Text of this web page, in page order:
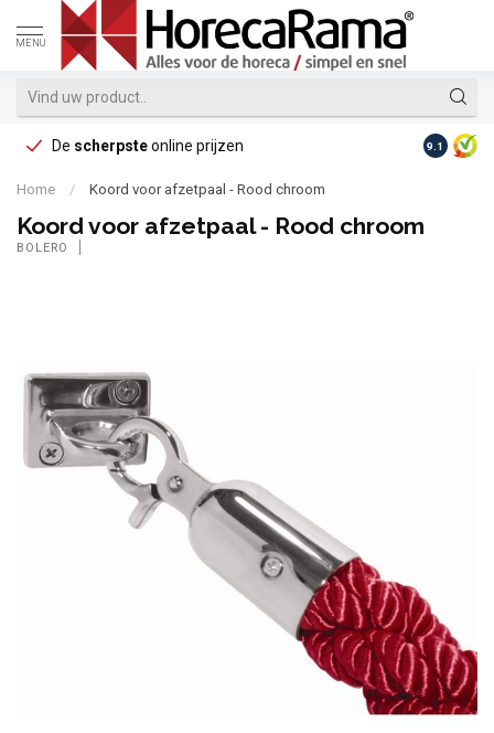
MENU
De scherpsteonline prijzen Op
9.1
Home / Koord voor afzetpaal - Rood chroom
Koord voor afzetpaal - Rood chroom
BOLERO